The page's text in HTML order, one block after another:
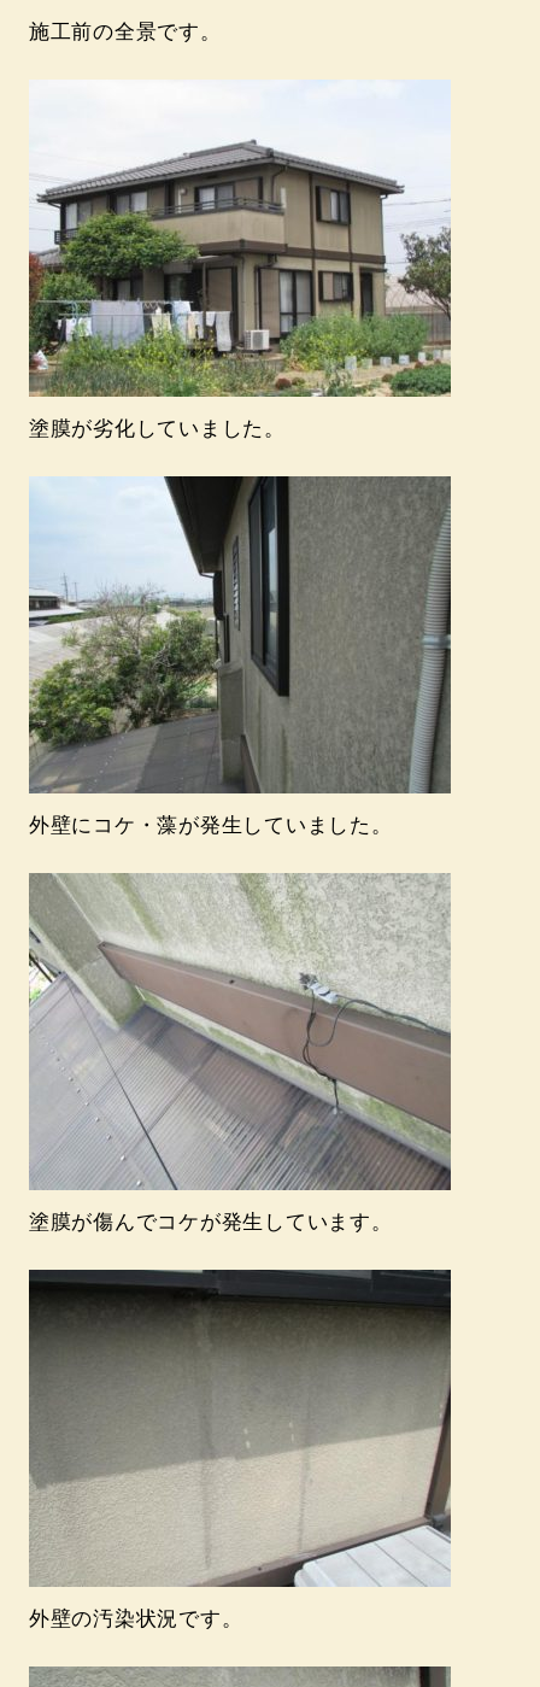
施工前の全景です。
塗膜が劣化していました。
外壁にコケ・藻が発生していました。
塗膜が傷んでコケが発生しています。
外壁の汚染状況です。